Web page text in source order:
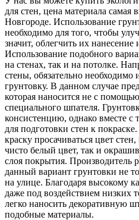
для стен, цена материала
Новгороде. Использование
необходимо для того, чтобы
значит, облегчить их
Использование подобного
на стенах, так и на потолке.
стены, обязательно необходимо
грунтовку. В данном случае
которая наносится не с
специального шпателя.
консистенцию, однако вместе с
для подготовки стен к
краску просачиваться цвет
чисто белый цвет, так и
слоя покрытия. Производитель
данный вариант грунтовки не
на улице. Благодаря высокому
даже под воздействием низких
легко наносить декоративную
подобные материалы.